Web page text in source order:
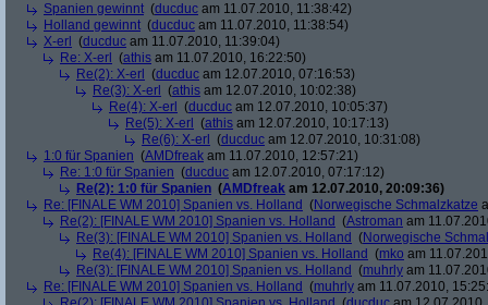
Spanien gewinnt (ducduc am 11.07.2010, 11:38:42)
Holland gewinnt (ducduc am 11.07.2010, 11:38:54)
X-erl
(ducduc am 11.07.2010, 11:39:04)
Re: X-erl
(athis am 11.07.2010, 16:22:50)
Re(2): X-erl
(ducduc am 12.07.2010, 07:16:53)
Re(3): X-erl
(athis am 12.07.2010, 10:02:38)
Re(4): X-erl
(ducduc am 12.07.2010, 10:05:37)
Re(5): X-erl
(athis am 12.07.2010, 10:17:13)
Re(6): X-erl
(ducduc am 12.07.2010, 10:31:08)
1:0 für Spanien (AMDfreak am 11.07.2010, 12:57:21)
Re: 1:0 für Spanien (ducduc am 12.07.2010, 07:17:12)
Re(2): 1:0 für Spanien (AMDfreak am 12.07.2010, 20:09:36)
Re: [FINALE WM 2010] Spanien vs. Holland (Norwegische Schmalzkatze
Re(2): [FINALE WM 2010] Spanien vs. Holland (Astroman am
Re(3): [FINALE WM 2010] Spanien vs. Holland (Norwegische
Re(4): [FINALE WM 2010] Spanien vs. Holland (mko am
Re(3): [FINALE WM 2010] Spanien vs. Holland (muhrly am
Re: [FINALE WM 2010] Spanien vs. Holland (muhrly am 11.07.2010,